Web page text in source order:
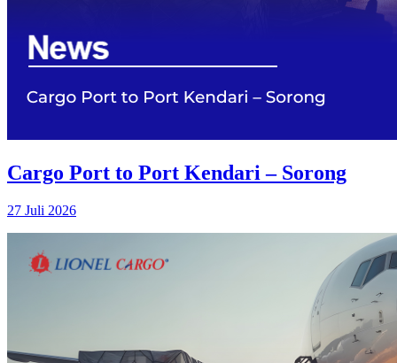
Cargo Port to Port Kendari – Sorong
27 Juli 2026